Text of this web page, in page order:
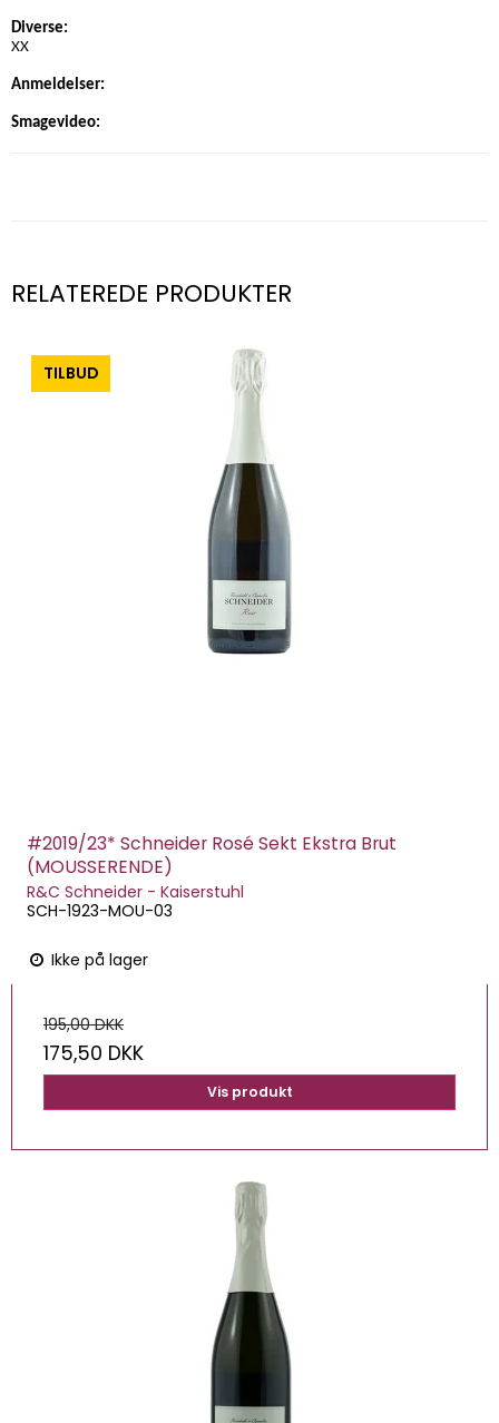
Diverse:
XX
Anmeldelser:
Smagevideo:
RELATEREDE PRODUKTER
-0%
#2019/23* Schneider Rosé Sekt Ekstra Brut
(MOUSSERENDE)
R&C Schneider - Kaiserstuhl
SCH-1923-MOU-03
Ikke på lager
195,00 DKK
175,50 DKK
Vis produkt